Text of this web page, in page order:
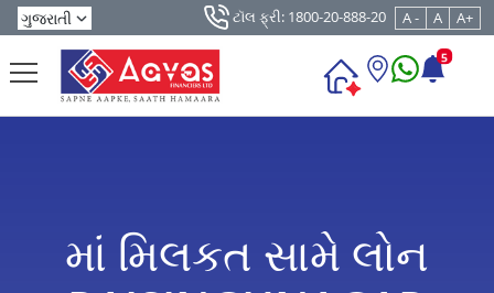
ટૉલ ફ્રી: 1800-20-888-20 A - A A+
5
માં મિલકત સામે લોન